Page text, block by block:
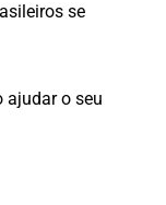
se
ajudar o seu